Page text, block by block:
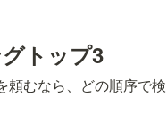
トップ3
頼むなら、どの順序で検